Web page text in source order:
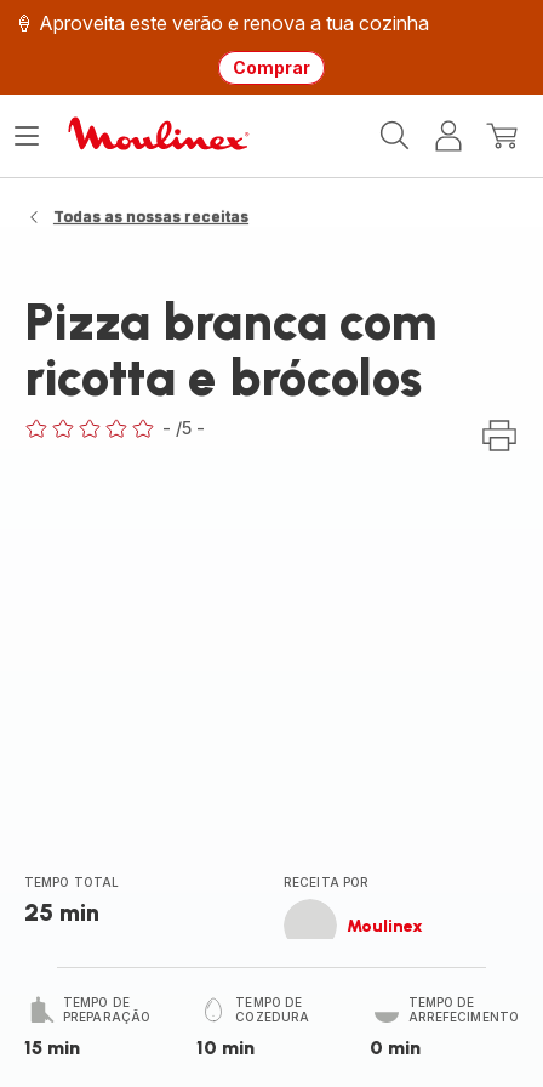
🍦 Aproveita este verão e renova a tua cozinha
Comprar
Moulinex
O
Abrir
Todas as nossas receitas
Pizza branca com
ricotta e brócolos
- /5 -
TEMPO TOTAL
25 min
RECEITA POR
Moulinex
TEMPO DE
PREPARAÇÃO
15 min
TEMPO DE
COZEDURA
10 min
TEMPO DE
ARREFECIMENTO
0 min